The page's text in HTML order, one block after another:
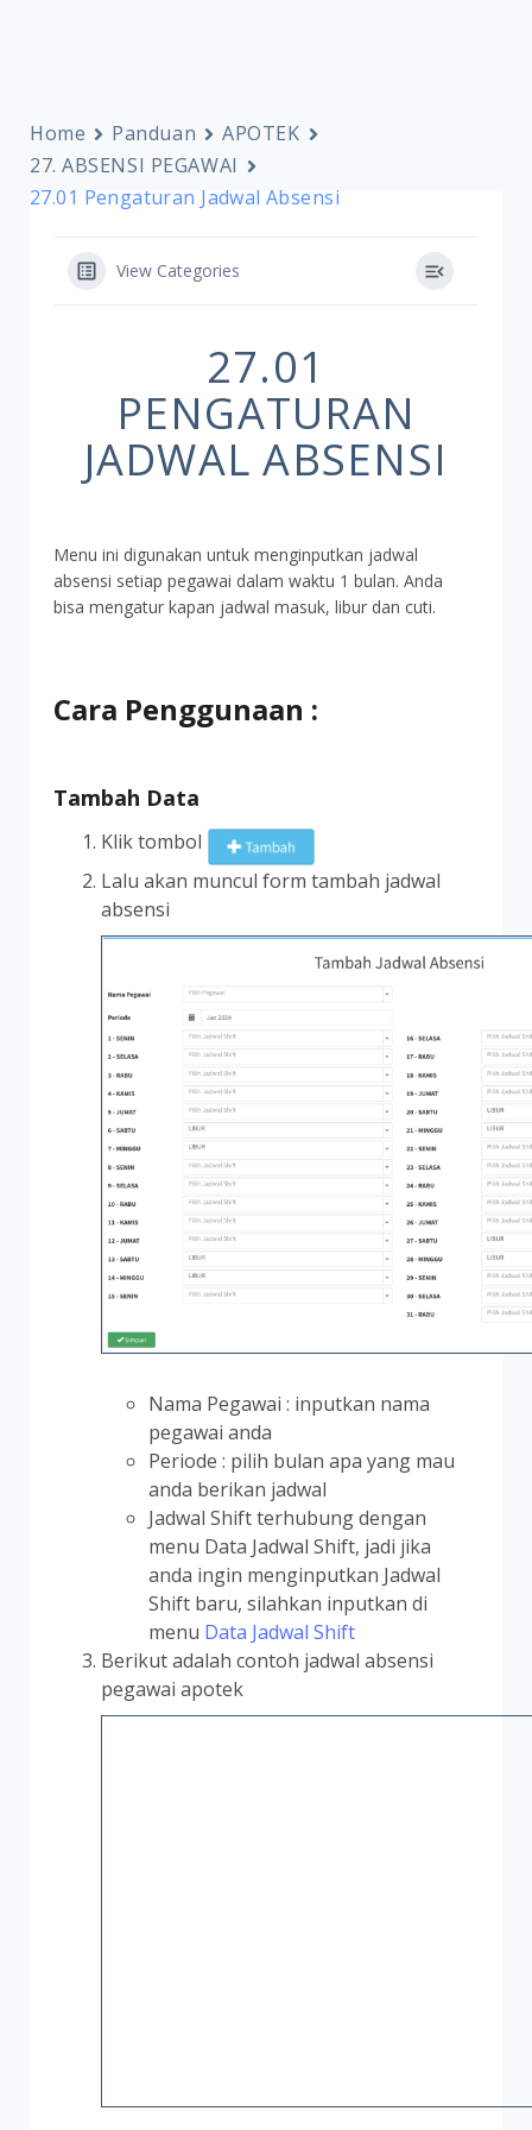
Home Panduan
APOTEK
27. ABSENSI PEGAWAI
27.01 Pengaturan Jadwal Absensi
View Categories
27.01
PENGATURAN
JADWAL ABSENSI
Menu ini digunakan untuk menginputkan jadwal
absensi setiap pegawai dalam waktu 1 bulan. Anda
bisa mengatur kapan jadwal masuk, libur dan cuti.
Cara Penggunaan :
Tambah Data
Klik tombol
Lalu akan muncul form tambah jadwal
absensi
Nama Pegawai : inputkan nama
pegawai anda
Periode : pilih bulan apa yang mau
anda berikan jadwal
Jadwal Shift terhubung dengan
menu Data Jadwal Shift, jadi jika
anda ingin menginputkan Jadwal
Shift baru, silahkan inputkan di
menu Data Jadwal Shift
Berikut adalah contoh jadwal absensi
pegawai apotek